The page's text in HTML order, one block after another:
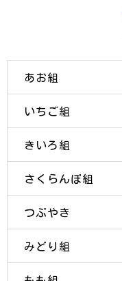
あお組
いちご組
きいろ組
さくらんぼ組
つぶやき
みどり組